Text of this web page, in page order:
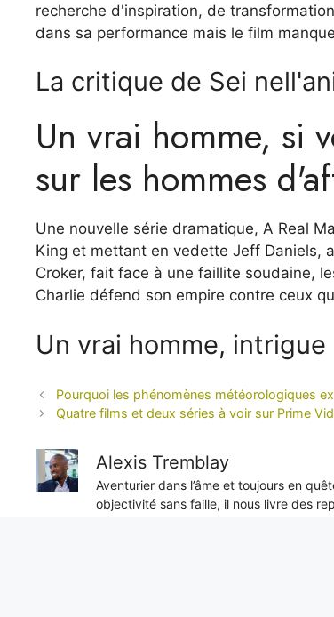
recherche d'inspiration, de
dans sa performance mais le film
La critique de Sei
Un vrai homme, si
sur les hommes
Une nouvelle série dramatique, A Real
King et mettant en vedette Jeff Daniels,
Croker, fait face à une faillite soudaine,
Charlie défend son empire contre ceux
Un vrai homme,
Pourquoi les phénomènes météorologiques
Quatre films et deux séries à voir sur Prime
Alexis Tremblay
Aventurier dans l’âme et toujours en
objectivité sans faille, il nous livre des